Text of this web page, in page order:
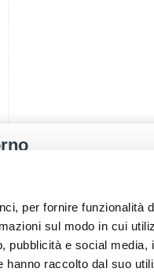
per fornire funzionalità
sul modo in cui
pubblicità e social media,
raccolto dal suo